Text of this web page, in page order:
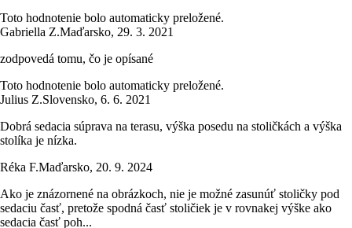
Toto hodnotenie bolo automaticky preložené.
Gabriella Z.Maďarsko, 29. 3. 2021
zodpovedá tomu, čo je opísané
Toto hodnotenie bolo automaticky preložené.
Julius Z.Slovensko, 6. 6. 2021
Dobrá sedacia súprava na terasu, výška posedu na stoličkách a výška
stolíka je nízka.
Réka F.Maďarsko, 20. 9. 2024
Ako je znázornené na obrázkoch, nie je možné zasunúť stoličky pod
sedaciu časť, pretože spodná časť stoličiek je v rovnakej výške ako
sedacia časť poh...